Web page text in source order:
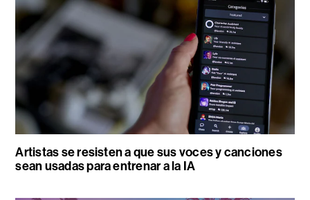
Artistas se resisten a que sus voces y canciones
sean usadas para entrenar a la IA